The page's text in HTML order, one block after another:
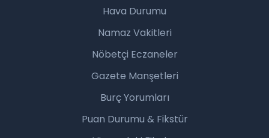
Hava Durumu
Namaz Vakitleri
Nöbetçi Eczaneler
Gazete Manşetleri
Burç Yorumları
Puan Durumu & Fikstür